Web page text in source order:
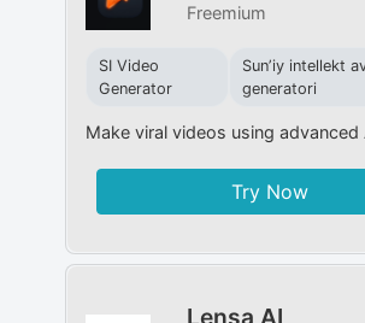
Freemium
SI Video
Generator
Sunʼiy intellekt
generatori
Make viral videos using advanced
Try Now
Lensa AI